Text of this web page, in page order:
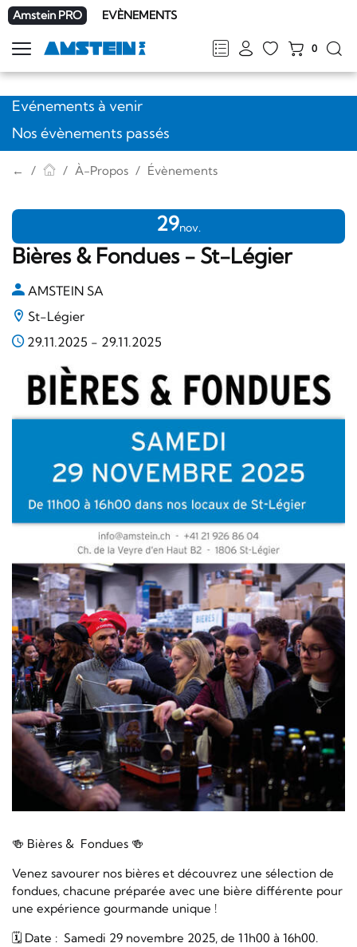
Amstein PRO EVÈNEMENTS
FRDEENIT
0
Afficher
la
navigation
Evénements à venir
Nos évènements passés
← À-Propos Évènements
Bières & Fondues - St-Légier
29nov.
AMSTEIN SA
St-Légier
29.11.2025 - 29.11.2025
🍻 Bières & Fondues 🍻
Venez savourer nos bières et découvrez une sélection de
fondues, chacune préparée avec une bière différente pour
une expérience gourmande unique !
🗓️ Date : Samedi 29 novembre 2025, de 11h00 à 16h00.